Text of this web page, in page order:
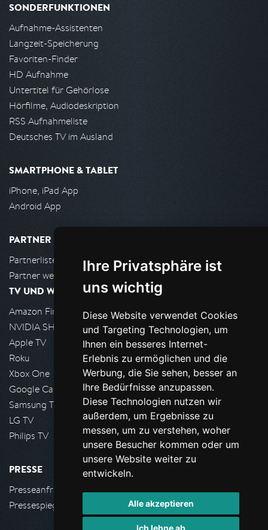
Ihre Privatsphäre ist
uns wichtig
Diese Website verwendet Cookies
und Targeting Technologien, um
Ihnen ein besseres Internet-
Erlebnis zu ermöglichen und die
Werbung, die Sie sehen, besser an
Ihre Bedürfnisse anzupassen.
Diese Technologien nutzen wir
außerdem, um Ergebnisse zu
messen, um zu verstehen, woher
unsere Besucher kommen oder um
unsere Website weiter zu
entwickeln.
Alle akzeptieren
Ich lehne ab
SONDERFUNKTIONEN
Aufnahme-Assistenten
Langzeit-Speicherung
Favoriten-Finder
HD Aufnahme
Untertitel für Gehörlose
Hörfilme, Audiodeskription
RSS Aufnahmeliste
Deutsches TV im Ausland
SMARTPHONE & TABLET
iPhone, iPad App
Android App
PARTNER
Partnerliste
Partner werden
TV UND WOHNZIMMER
Amazon FireTV
NVIDIA SHIELD, Google TV
Apple TV
Roku
Xbox One
Google Cast
Samsung TV
LG TV
Philips TV
PRESSE
Presseanfrage stellen
Pressespiegel